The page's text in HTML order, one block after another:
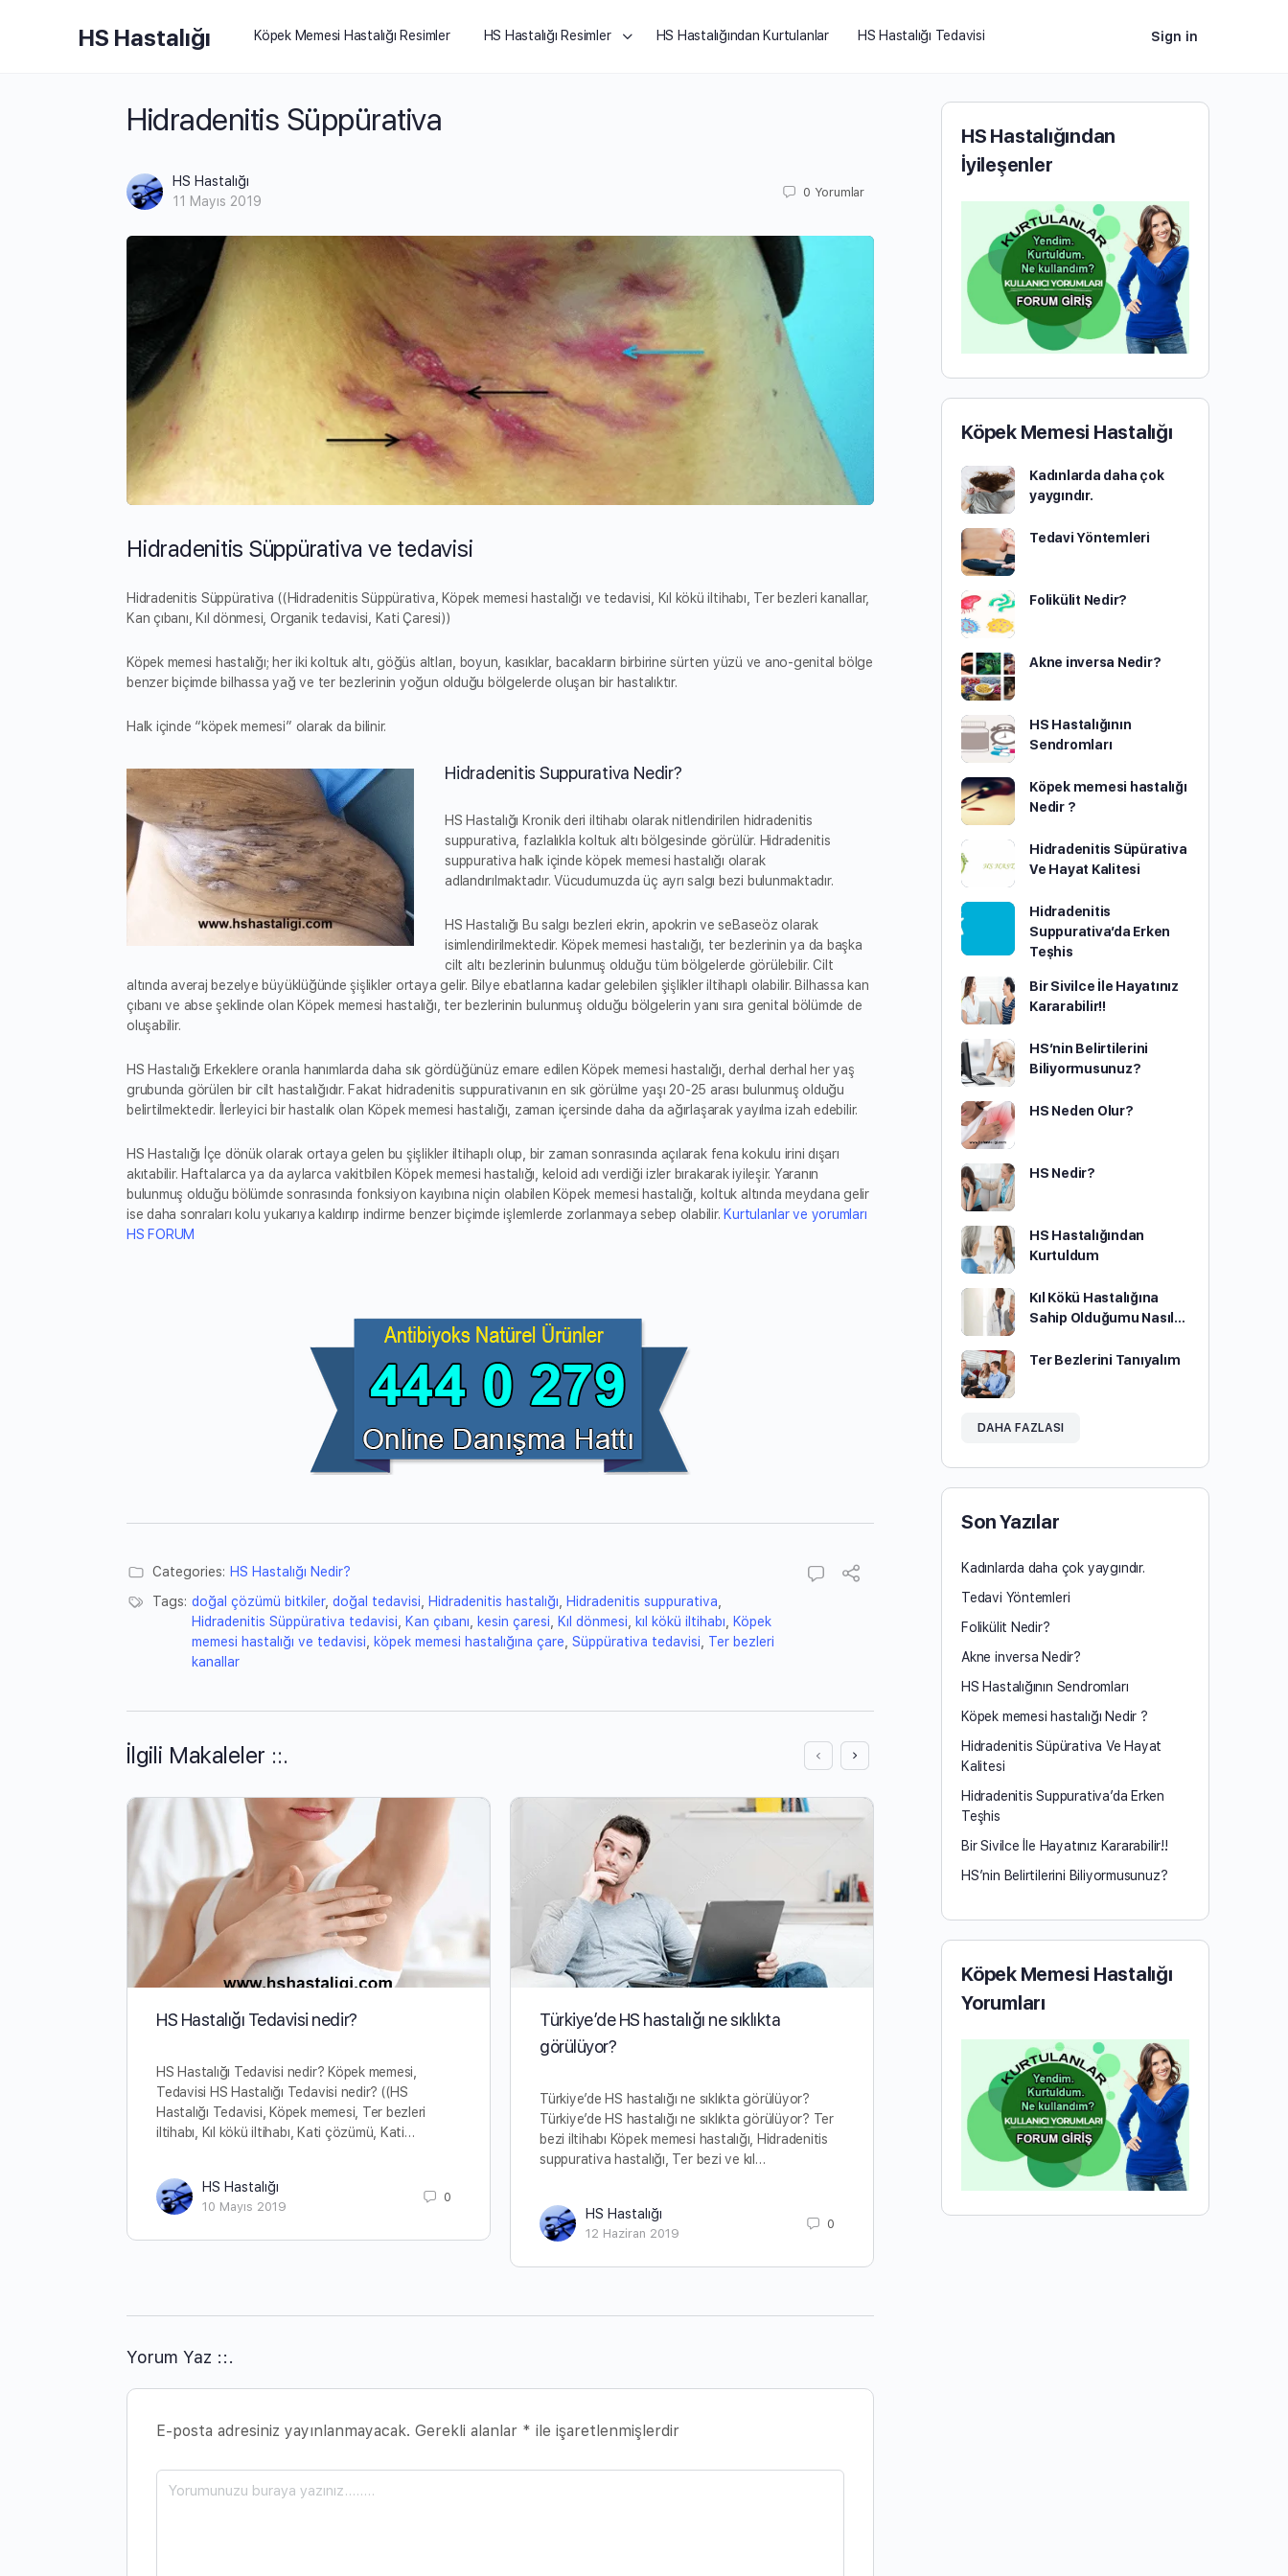
HS Hastalığı Köpek Memesi Hastalığı Resimler HS Hastalığı Resimler HS Hastalığından Kurtulanlar HS Hastalığı Tedavisi Sign in
Hidradenitis Süppürativa
HS Hastalığı
11 Mayıs 2019
0 Yorumlar
Hidradenitis Süppürativa ve tedavisi
Hidradenitis Süppürativa ((Hidradenitis Süppürativa, Köpek memesi hastalığı ve tedavisi, Kıl kökü iltihabı, Ter bezleri kanallar,
Kan çıbanı, Kıl dönmesi, Organik tedavisi, Kati Çaresi))
Köpek memesi hastalığı; her iki koltuk altı, göğüs altları, boyun, kasıklar, bacakların birbirine sürten yüzü ve ano-genital bölge
benzer biçimde bilhassa yağ ve ter bezlerinin yoğun olduğu bölgelerde oluşan bir hastalıktır.
Halk içinde “köpek memesi” olarak da bilinir.
Hidradenitis Suppurativa Nedir?
HS Hastalığı Kronik deri iltihabı olarak nitlendirilen hidradenitis
suppurativa, fazlalıkla koltuk altı bölgesinde görülür. Hidradenitis
suppurativa halk içinde köpek memesi hastalığı olarak
adlandırılmaktadır. Vücudumuzda üç ayrı salgı bezi bulunmaktadır.
HS Hastalığı Bu salgı bezleri ekrin, apokrin ve seBaseöz olarak
isimlendirilmektedir. Köpek memesi hastalığı, ter bezlerinin ya da başka
cilt altı bezlerinin bulunmuş olduğu tüm bölgelerde görülebilir. Cilt
altında averaj bezelye büyüklüğünde şişlikler ortaya gelir. Bilye ebatlarına kadar gelebilen şişlikler iltihaplı olabilir. Bilhassa kan
çıbanı ve abse şeklinde olan Köpek memesi hastalığı, ter bezlerinin bulunmuş olduğu bölgelerin yanı sıra genital bölümde de
oluşabilir.
HS Hastalığı Erkeklere oranla hanımlarda daha sık gördüğünüz emare edilen Köpek memesi hastalığı, derhal derhal her yaş
grubunda görülen bir cilt hastalığıdır. Fakat hidradenitis suppurativanın en sık görülme yaşı 20-25 arası bulunmuş olduğu
belirtilmektedir. İlerleyici bir hastalık olan Köpek memesi hastalığı, zaman içersinde daha da ağırlaşarak yayılma izah edebilir.
HS Hastalığı İçe dönük olarak ortaya gelen bu şişlikler iltihaplı olup, bir zaman sonrasında açılarak fena kokulu irini dışarı
akıtabilir. Haftalarca ya da aylarca vakitbilen Köpek memesi hastalığı, keloid adı verdiği izler bırakarak iyileşir. Yaranın
bulunmuş olduğu bölümde sonrasında fonksiyon kayıbına niçin olabilen Köpek memesi hastalığı, koltuk altında meydana gelir
ise daha sonraları kolu yukarıya kaldırıp indirme benzer biçimde işlemlerde zorlanmaya sebep olabilir. Kurtulanlar ve yorumları
HS FORUM
Categories: HS Hastalığı Nedir?
Tags: doğal çözümü bitkiler, doğal tedavisi Hidradenitis hastalığı Hidradenitis suppurativa
Hidradenitis Süppürativa tedavisi
Kan çıbanı kesin çaresi Kıl dönmesi kıl kökü iltihabı
Köpek
memesi hastalığı ve tedavisi
köpek memesi hastalığına çare Süppürativa tedavisi
Ter bezleri
kanallar
İlgili Makaleler ::.
HS Hastalığı Tedavisi nedir?
HS Hastalığı Tedavisi nedir? Köpek memesi,
Tedavisi HS Hastalığı Tedavisi nedir? ((HS
Hastalığı Tedavisi, Köpek memesi, Ter bezleri
iltihabı, Kıl kökü iltihabı, Kati çözümü, Kati…
HS Hastalığı
10 Mayıs 2019
0
Türkiye’de HS hastalığı ne sıklıkta
görülüyor?
Türkiye’de HS hastalığı ne sıklıkta görülüyor?
Türkiye’de HS hastalığı ne sıklıkta görülüyor? Ter
bezi iltihabı Köpek memesi hastalığı, Hidradenitis
suppurativa hastalığı, Ter bezi ve kıl…
HS Hastalığı
12 Haziran 2019
0
HS Hastalığı ve Kıl dönmesinin farkları HS Hastalığı
ve Kıl dönmesi Köpek memesi hastalığı ve kıl
dönmesi arasındaki fark nedir? Hidradenitis
suppurativa hastalığı ve kıl…
HS Hastalığı
Yorum Yaz ::.
E-posta adresiniz yayınlanmayacak. Gerekli alanlar * ile işaretlenmişlerdir
HS Hastalığından
İyileşenler
Köpek Memesi Hastalığı
Kadınlarda daha çok
yaygındır.
Tedavi Yöntemleri
Folikülit Nedir?
Akne inversa Nedir?
HS Hastalığının
Sendromları
Köpek memesi hastalığı
Nedir ?
Hidradenitis Süpürativa
Ve Hayat Kalitesi
Hidradenitis
Suppurativa’da Erken
Teşhis
Bir Sivilce İle Hayatınız
Kararabilir!!
HS’nin Belirtilerini
Biliyormusunuz?
HS Neden Olur?
HS Nedir?
HS Hastalığından
Kurtuldum
Kıl Kökü Hastalığına
Sahip Olduğumu Nasıl…
Ter Bezlerini Tanıyalım
DAHA FAZLASI
Son Yazılar
Kadınlarda daha çok yaygındır.
Tedavi Yöntemleri
Folikülit Nedir?
Akne inversa Nedir?
HS Hastalığının Sendromları
Köpek memesi hastalığı Nedir ?
Hidradenitis Süpürativa Ve Hayat
Kalitesi
Hidradenitis Suppurativa’da Erken
Teşhis
Bir Sivilce İle Hayatınız Kararabilir!!
HS’nin Belirtilerini Biliyormusunuz?
Köpek Memesi Hastalığı
Yorumları